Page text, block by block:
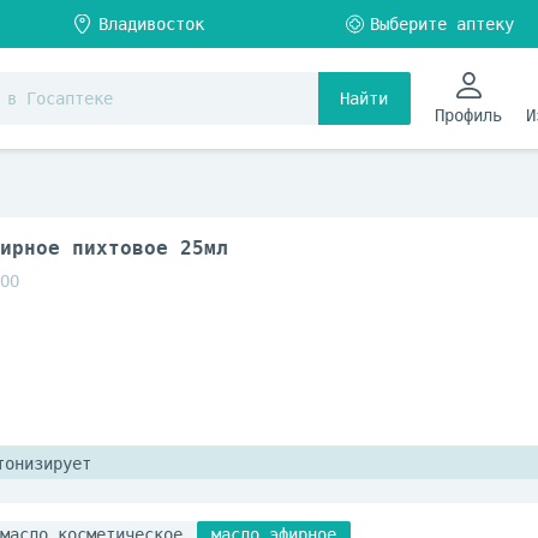
Найти
Профиль
пихтовое 25мл